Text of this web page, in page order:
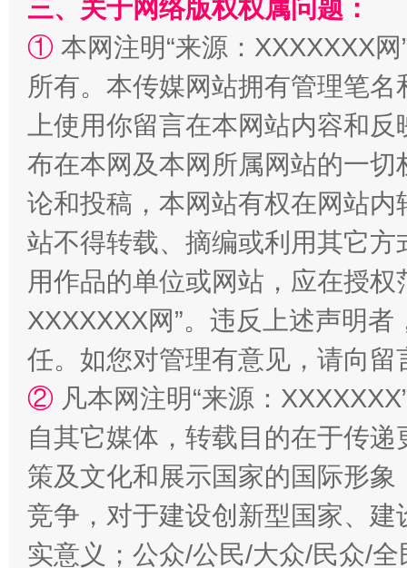
站台名比不上好声名
漫山遍野的桃花与雪山、麦地、白藏房 除
三、关于网络版权权属问题：
① 本网注明“来源：XXXXXXX
所有。本传媒网站拥有管理笔
上使用你留言在本网站内容和
布在本网及本网所属网站的一
论和投稿，本网站有权在网站
站不得转载、摘编或利用其它
用作品的单位或网站，应在授
XXXXXXX网”。违反上述声明
任。如您对管理有意见，请向
② 凡本网注明“来源：
自其它媒体，转载目的在于传
策及文化和展示国家的国际形
竞争，对于建设创新型国家、
实意义；公众/公民/大众/民众/